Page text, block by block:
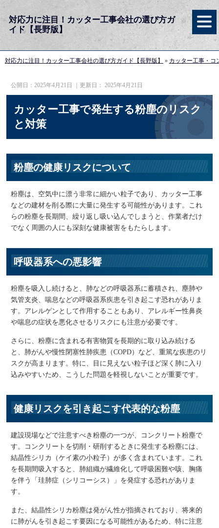
対応力に注目！カッター工事会社の選び方ガ
イド【長野版】
対応力に注目！カッター工事会社の選び方ガイド【長野版】 » カッター工事・コ
公開日： 2025年4月21日 ｜更新日： 2025年4月21日
カッター工事で発生する粉塵のリスク
と対策
粉塵の健康リスクについて
粉塵は、空気中に漂う非常に細かい粒子であり、カッター工事
などの建材を削る際に大量に発生する可能性があります。これ
らの粉塵を長期間、繰り返し吸い込んでしまうと、作業者だけ
でなく周囲の人にも深刻な健康被害をもたらします。
呼吸器系への悪影響
粉塵を吸入し続けると、肺などの呼吸器系に蓄積され、塵肺や
気管支炎、喘息などの呼吸器系疾患を引き起こす恐れがありま
す。アレルゲンとして作用することもあり、アレルギー性鼻炎
や喘息の症状を悪化させるリスクにも注意が必要です。
さらに、粉塵に含まれる有害物質を長期的に取り込み続ける
と、肺がんや慢性閉塞性肺疾患（COPD）など、重篤な疾患のリ
スクが高まります。特に、目に見えない粒子ほど深く肺に入り
込みやすいため、こうした問題を軽視しないことが重要です。
健康リスクを引き起こす代表的な粉塵
建設現場などで注意すべき粉塵の一つが、コンクリート粉塵で
す。コンクリートを切削・研削するときに発生する粉塵には、
結晶性シリカ（ケイ素の小粒子）が多く含まれています。これ
を長期間吸入すると、肺組織が繊維化して呼吸困難や咳、胸痛
を伴う「珪肺症（シリコーシス）」を発症する恐れがありま
す。
また、結晶性シリカ粉塵は発がん性が指摘されており、将来的
に肺がんを引き起こす要因になる可能性があるため、特に注意